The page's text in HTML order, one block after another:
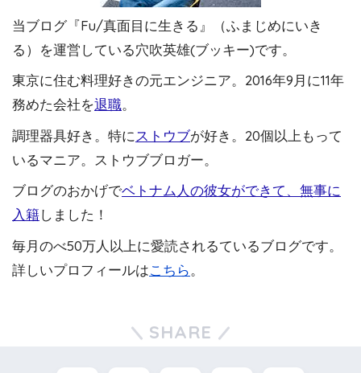
当ブログ『Fu/真面目に生きる』（ふまじめにいき
る）を運営している穴吹英雄(ブッキー)です。
東京に住む料理好きの元エンジニア。2016年9月に11年
務めた会社を退職。
調理器具好き。特にストウブが好き。20個以上もって
いるマニア。ストウブブロガー。
ブログのおかげでベトナム人の彼女ができて、無事に
入籍しました！
毎月のべ50万人以上に愛読されるているブログです。
詳しいプロフィールはこちら。
SHARE